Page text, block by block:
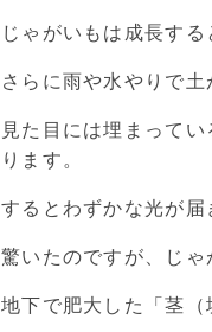
じゃがいもは成長する
さらに雨や水やりで土
見た目には埋まって
ります。
するとわずかな光が届
驚いたのですが、じゃ
地下で肥大した「茎（